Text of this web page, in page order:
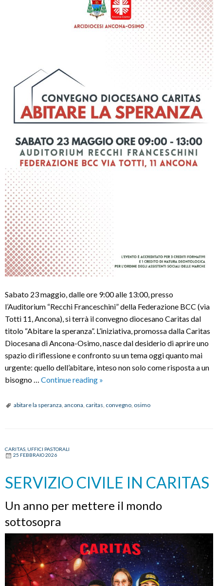
Sabato 23 maggio, dalle ore 9:00 alle 13:00, presso
l’Auditorium “Recchi Franceschini” della Federazione BCC (via
Totti 11, Ancona), si terrà il convegno diocesano Caritas dal
titolo “Abitare la speranza”. L’iniziativa, promossa dalla Caritas
Diocesana di Ancona-Osimo, nasce dal desiderio di aprire uno
spazio di riflessione e confronto su un tema oggi quanto mai
urgente: quello dell’abitare, inteso non solo come risposta a un
bisogno … Continue reading ABITARE
SPERANZA
»
abitare la speranza, ancona, caritas, convegno, osimo
CARITAS UFFICI PASTORALI
25 FEBBRAIO 2026
SERVIZIO CIVILE IN CARITAS
Un anno per mettere il mondo
sottosopra